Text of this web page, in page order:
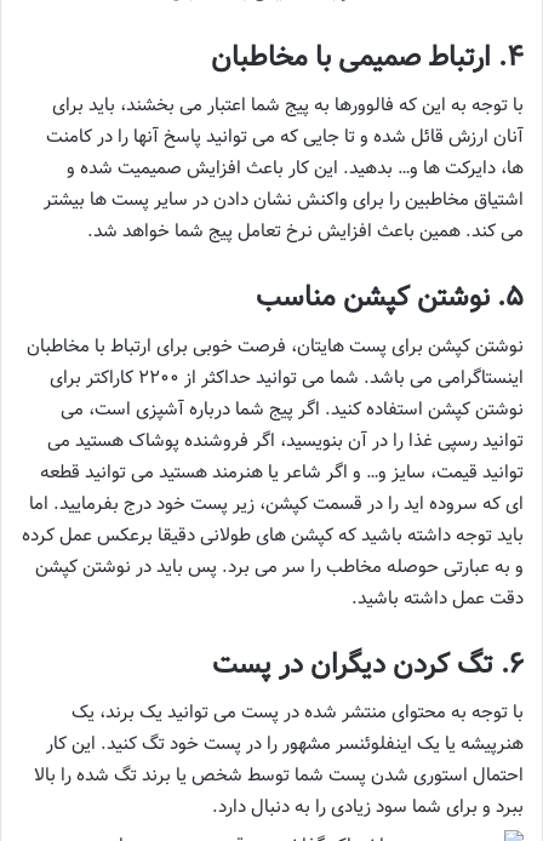
4. ارتباط صمیمی با مخاطبان
با توجه به این که فالوورها به پیج شما اعتبار می بخشند، باید برای
آنان ارزش قائل شده و تا جایی که می توانید پاسخ آنها را در کامنت
ها، دایرکت ها و… بدهید. این کار باعث افزایش صمیمیت شده و
اشتیاق مخاطبین را برای واکنش نشان دادن در سایر پست ها بیشتر
می کند. همین باعث افزایش نرخ تعامل پیج شما خواهد شد.
5. نوشتن کپشن مناسب
نوشتن کپشن برای پست هایتان، فرصت خوبی برای ارتباط با مخاطبان
اینستاگرامی می باشد. شما می توانید حداکثر از 2200 کاراکتر برای
نوشتن کپشن استفاده کنید. اگر پیج شما درباره آشپزی است، می
توانید رسپی غذا را در آن بنویسید، اگر فروشنده پوشاک هستید می
توانید قیمت، سایز و… و اگر شاعر یا هنرمند هستید می توانید قطعه
ای که سروده اید را در قسمت کپشن، زیر پست خود درج بفرمایید. اما
باید توجه داشته باشید که کپشن های طولانی دقیقا برعکس عمل کرده
و به عبارتی حوصله مخاطب را سر می برد. پس باید در نوشتن کپشن
دقت عمل داشته باشید.
6. تگ کردن دیگران در پست
با توجه به محتوای منتشر شده در پست می توانید یک برند، یک
هنرپیشه یا یک اینفلوئنسر مشهور را در پست خود تگ کنید. این کار
احتمال استوری شدن پست شما توسط شخص یا برند تگ شده را بالا
ببرد و برای شما سود زیادی را به دنبال دارد.